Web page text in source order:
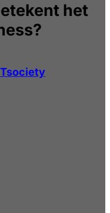
het